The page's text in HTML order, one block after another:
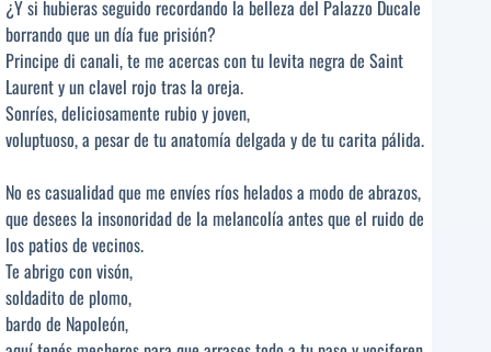
¿Y si hubieras seguido recordando la belleza del Palazzo Ducale
borrando que un día fue prisión?
Principe di canali, te me acercas con tu levita negra de Saint
Laurent y un clavel rojo tras la oreja.
Sonríes, deliciosamente rubio y joven,
voluptuoso, a pesar de tu anatomía delgada y de tu carita pálida.
No es casualidad que me envíes ríos helados a modo de abrazos,
que desees la insonoridad de la melancolía antes que el ruido de
los patios de vecinos.
Te abrigo con visón,
soldadito de plomo,
bardo de Napoleón,